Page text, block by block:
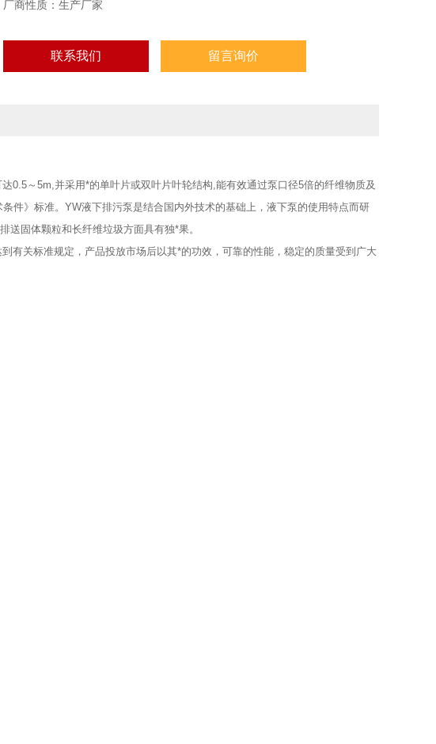
厂商性质：生产厂家
联系我们 留言询价
～5m,并采用*的单叶片或双叶片叶轮结构,能有效通过泵口径5倍的纤维物质及
件》标准。YW液下排污泵是结合国内外技术的基础上，液下泵的使用特点而研
送固体颗粒和长纤维垃圾方面具有独*果。
关标准规定，产品投放市场后以其*的功效，可靠的性能，稳定的质量受到广大